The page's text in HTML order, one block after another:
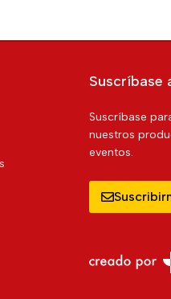
Suscríbase
Suscríbase
nuestros
eventos.